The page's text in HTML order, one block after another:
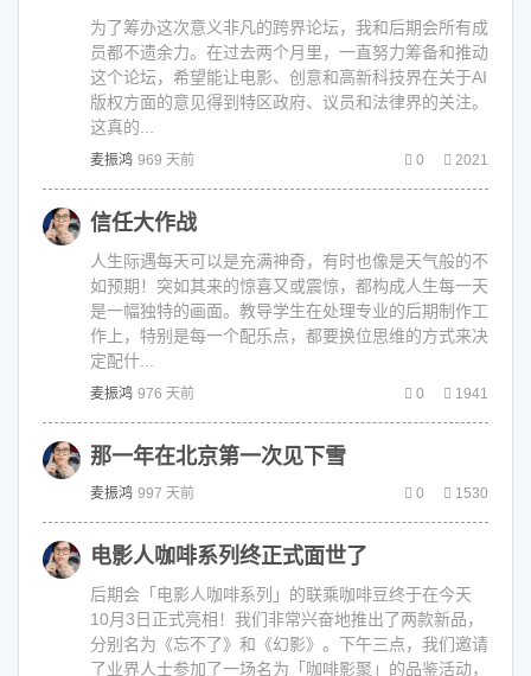
为了筹办这次意义非凡的跨界论坛，我和后期会所有成
员都不遗余力。在过去两个月里，一直努力筹备和推动
这个论坛，希望能让电影、创意和高新科技界在关于AI
版权方面的意见得到特区政府、议员和法律界的关注。
这真的...
麦振鸿 969 天前 0 2021
信任大作战
人生际遇每天可以是充满神奇，有时也像是天气般的不
如预期！突如其来的惊喜又或震惊，都构成人生每一天
是一幅独特的画面。教导学生在处理专业的后期制作工
作上，特别是每一个配乐点，都要换位思维的方式来决
定配什...
麦振鸿 976 天前 0 1941
那一年在北京第一次见下雪
麦振鸿 997 天前 0 1530
电影人咖啡系列终正式面世了
后期会「电影人咖啡系列」的联乘咖啡豆终于在今天
10月3日正式亮相！我们非常兴奋地推出了两款新品，
分别名为《忘不了》和《幻影》。下午三点，我们邀请
了业界人士参加了一场名为「咖啡影聚」的品鉴活动，